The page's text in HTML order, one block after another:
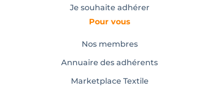
Je souhaite adhérer
Pour vous
Nos membres
Annuaire des adhérents
Marketplace Textile